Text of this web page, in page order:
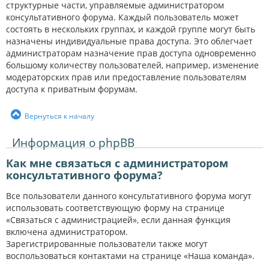
структурные части, управляемые администратором
консультативного форума. Каждый пользователь может
состоять в нескольких группах, и каждой группе могут быть
назначены индивидуальные права доступа. Это облегчает
администраторам назначение прав доступа одновременно
большому количеству пользователей, например, изменение
модераторских прав или предоставление пользователям
доступа к приватным форумам.
Вернуться к началу
Информация о phpBB
Как мне связаться с администратором
консультативного форума?
Все пользователи данного консультативного форума могут
использовать соответствующую форму на странице
«Связаться с администрацией», если данная функция
включена администратором.
Зарегистрированные пользователи также могут
воспользоваться контактами на странице «Наша команда».